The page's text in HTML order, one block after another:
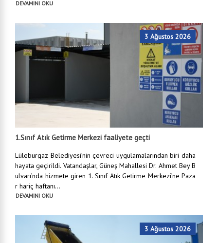
DEVAMINI OKU
3 Ağustos 2026
1.Sınıf Atık Getirme Merkezi faaliyete geçti
Lüleburgaz Belediyesi’nin çevreci uygulamalarından biri daha
hayata geçirildi. Vatandaşlar, Güneş Mahallesi Dr. Ahmet Bey B
ulvarı’nda hizmete giren 1. Sınıf Atık Getirme Merkezi’ne Paza
r hariç haftanı...
DEVAMINI OKU
3 Ağustos 2026